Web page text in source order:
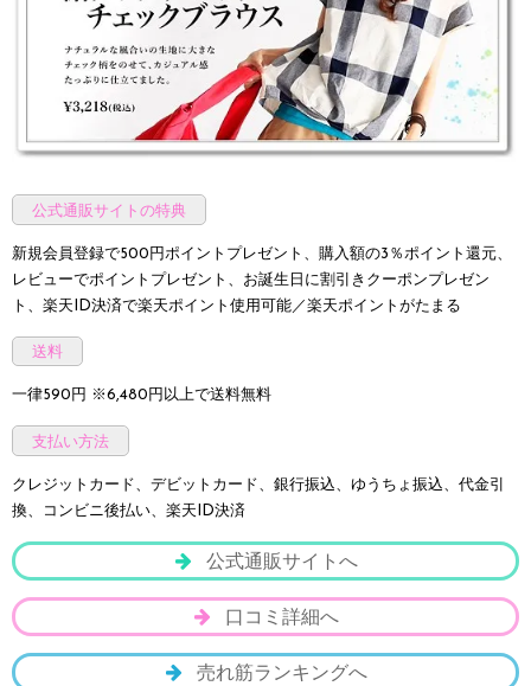
公式通販サイトの特典
新規会員登録で500円ポイントプレゼント、購入額の3％ポイント還元、
レビューでポイントプレゼント、お誕生日に割引きクーポンプレゼン
ト、楽天ID決済で楽天ポイント使用可能／楽天ポイントがたまる
送料
一律590円 ※6,480円以上で送料無料
支払い方法
クレジットカード、デビットカード、銀行振込、ゆうちょ振込、代金引
換、コンビニ後払い、楽天ID決済
公式通販サイトへ
口コミ詳細へ
売れ筋ランキングへ